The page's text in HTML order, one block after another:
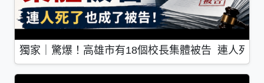
獨家｜驚爆！高雄市有18個校長集體被告 連人死了